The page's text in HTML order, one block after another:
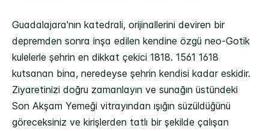
Guadalajara'nın katedrali, orijinallerini deviren bir
depremden sonra inşa edilen kendine özgü neo-Gotik
kulelerle şehrin en dikkat çekici 1818. 1561 1618
kutsanan bina, neredeyse şehrin kendisi kadar eskidir.
Ziyaretinizi doğru zamanlayın ve sunağın üstündeki
Son Akşam Yemeği vitrayından ışığın süzüldüğünü
göreceksiniz ve kirişlerden tatlı bir şekilde çalışan